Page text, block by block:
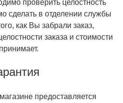
проверить целостность
сделать в отделении службы
как Вы забрали заказ,
заказа и стоимости
предоставляется